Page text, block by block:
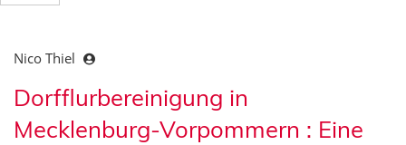
Nico Thiel
Dorfflurbereinigung in
Mecklenburg-Vorpommern : Eine